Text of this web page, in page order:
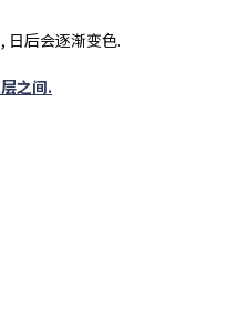
日后会逐渐变色.
之间.